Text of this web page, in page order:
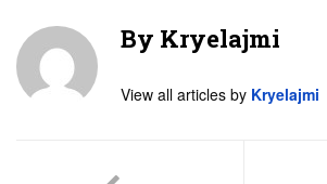
By Kryelajmi
View all articles by Kryelajmi